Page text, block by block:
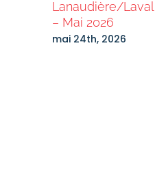
Lanaudière/Laval
– Mai 2026
mai 24th, 2026